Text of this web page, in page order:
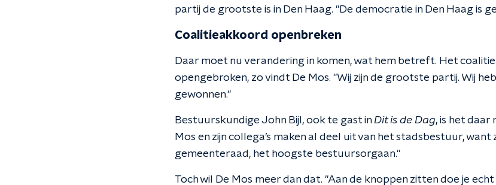
partij de grootste is in Den Haag. "De democratie in Den Haag is
Coalitieakkoord openbreken
Daar moet nu verandering in komen, wat hem betreft. Het
opengebroken, zo vindt De Mos. "Wij zijn de grootste partij. Wij
gewonnen."
Bestuurskundige John Bijl, ook te gast inDit is de Dag, is het daar
Mos en zijn collega’s maken al deel uit van het stadsbestuur, want
gemeenteraad, het hoogste bestuursorgaan."
Toch wil De Mos meer dan dat. "Aan de knoppen zitten doe je